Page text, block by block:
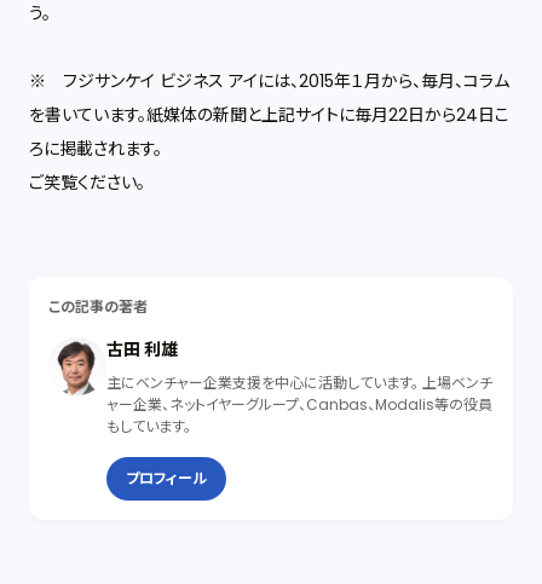
う。
※ フジサンケイ ビジネス アイには、2015年１月から、毎月、コラム
を書いています。紙媒体の新聞と上記サイトに毎月22日から24日こ
ろに掲載されます。
ご笑覧ください。
この記事の著者
古田 利雄
主にベンチャー企業支援を中心に活動しています。 上場ベンチ
ャー企業、ネットイヤーグループ、Canbas、Modalis等の役員
もしています。
プロフィール